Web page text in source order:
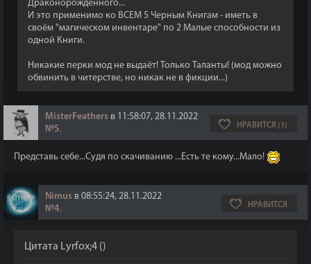
Драконорожденного...
И это применимо ко ВСЕМ 5 Черным Книгам - иметь в
своём "магическом инвентаре" по 2 Малые способности из
одной Книги.
Никакие перки мод не выдаёт! Только Таланты! (мод можно
обвинить в читерстве, но никак не в фикции...)
MisterFeathers в 11:58:07, 28.11.2022
№5, НРАВИТСЯ (1)
Представь себе...Судя по скачиванию ...Есть те кому...Мало!
Nimus в 08:55:24, 28.11.2022
№4, НРАВИТСЯ
Цитата Lyrfox;4 ()